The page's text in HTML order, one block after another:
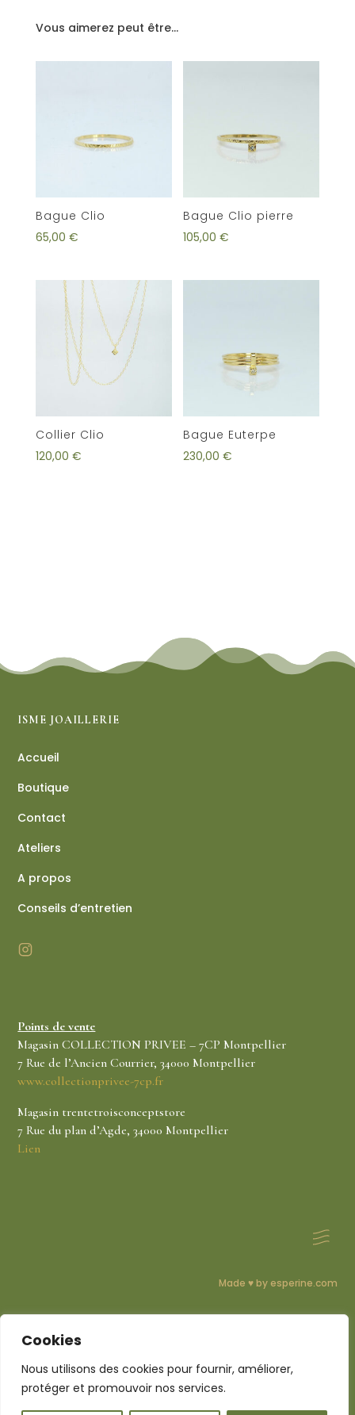
Cookies
Nous utilisons des cookies pour fournir, améliorer,
protéger et promouvoir nos services.
Vous aimerez peut être…
Bague Clio
65,00 €
Bague Clio pierre
105,00€
Collier Clio
120,00 €
Bague Euterpe
230,00€
ISME JOAILLERIE
Accueil
Boutique
Contact
Ateliers
A propos
Conseils d’entretien
Points de vente
Magasin COLLECTION PRIVEE – 7CP Montpellier
7 Rue de l’Ancien Courrier, 34000 Montpellier
www.collectionprivee-7cp.fr
Magasin trentetroisconceptstore
7 Rue du plan d’Agde, 34000 Montpellier
Lien
Made ♥ by esperine.com